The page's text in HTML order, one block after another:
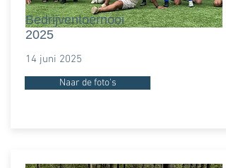
Bedrijventoernooi
2025
14 juni 2025
Naar de foto's